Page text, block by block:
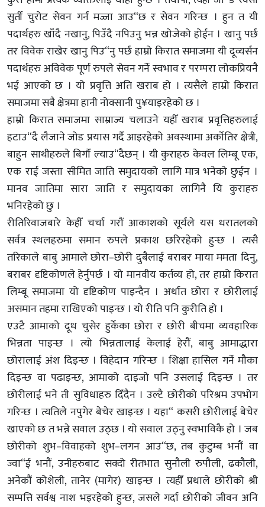
सुर्ती चुरोट सेवन गर्न मज्जा आउ“छ र सेवन गरिन्छ । हुन त यी
पदार्थहरु खाँदै नखानु, पिउँदै नपिउनु भन्न खोजेको होईन । खानु पर्छ
तर विवेक राखेर खानु पिउ“नु पर्छ हाम्रो किरात समाजमा यी दूव्यर्सन
पदार्थहरु अविवेक पूर्ण रुपले सेवन गर्ने स्वभाव र परम्परा लोकप्रियनै
भई आएको छ । यो प्रवृत्ति अति खराब हो । त्यसैले हाम्रो किरात
समाजमा सबै क्षेत्रमा हानी नोक्सानी पु¥याइरहेको छ ।
हाम्रो किरात समाजमा साम्राज्य चलाउने यहीँ खराब प्रवृत्तिहरुलाई
हटाउ“दै लैजाने जोड प्रयास गर्दै आइरहेको अवस्थामा अर्काेतिर क्षेत्री,
बाहुन साथीहरुले बिर्गाै ल्याउ“दैछन् । यी कुराहरु केवल लिम्बू एक,
एक राई जस्ता सीमित जाति समुदायको लागि मात्र भनेको छुईन ।
मानव जातिमा सारा जाति र समुदायका लागिनै यि कुराहरु
भनिरहेको छु ।
रीतिरिवाजबारे केहीँ चर्चा गरौं आकाशको सूर्यले यस धरातलको
सर्वत्र स्थलहरुमा समान रुपले प्रकाश छरिरहेको हुन्छ । त्यसै
तरिकाले बाबु आमाले छोरा–छोरी दुबैलाई बराबर माया ममता दिनु,
बराबर दृष्टिकोणले हेर्नुपर्छ । यो मानवीय कर्तव्य हो, तर हाम्रो किरात
लिम्बू समाजमा यो दृष्टिकोण पाइन्दैन । अर्थात छोरा र छोरीलाई
असमान तहमा राखिएको पाइन्छ । यो रीति पनि कुरीति हो ।
एउटै आमाको दूध चुसेर हुर्केका छोरा र छोरी बीचमा व्यवहारिक
भिन्नता पाइन्छ । त्यो भिन्नतालाई केलाई हेरौं, बाबु आमाद्धारा
छोरालाई अंश दिइन्छ । विहेदान गरिन्छ । शिक्षा हासिल गर्ने मौका
दिइन्छ वा पढाइन्छ, आमाको दाइजो पनि उसलाई दिइन्छ । तर
छोरीलाई भने ती सुविधाहरु दिँदैन । उल्टै छोरीको परिश्रम उपभोग
गरिन्छ । त्यतिले नपुगेर बेचेर खाइन्छ । यहा“ कसरी छोरीलाई बेचेर
खाएको छ त भन्ने सवाल उठ्छ । यो सवाल उठ्नु स्वभाविकै हो । जब
छोरीको शुभ–विवाहको शुभ–लगन आउ“छ, तब कुटुम्ब भनौं वा
ज्वा“ई भनौं, उनीहरुबाट सक्दो रीतभात सुनौली रुपौली, ढकौली,
अनेकौं कोशेली, तानेर (मागेर) खाइन्छ । त्यहीँ प्रथाले छोरीको श्री
सम्पत्ति सर्वश्व नाश भइरहेको हुन्छ, जसले गर्दा छोरीको जीवन अनि